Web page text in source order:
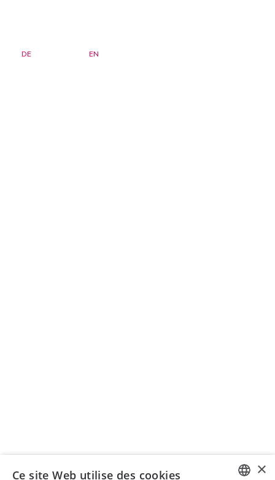
DE EN
×
Ce site Web utilise des cookies